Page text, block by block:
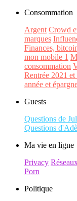
Consommation
Argent Crowd
marques
Finances,
mon mobile 1
consommation
Rentrée 2021 et
année et
Guests
Questions de
Questions
Ma vie en ligne
Privacy
Porn
Politique